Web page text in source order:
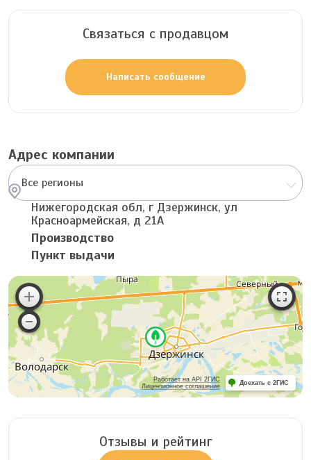
Связаться с продавцом
Написать сообщение
Адрес компании
Все регионы
Нижегородская обл, г Дзержинск, ул
Красноармейская, д 21А
Производство
Пункт выдачи
Работает на API 2ГИС
Лицензионное соглашение
Доехать с 2ГИС
Отзывы и рейтинг